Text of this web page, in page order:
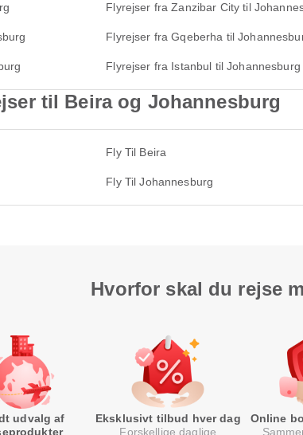
Flyrejser fra Zanzibar City til
Flyrejser fra Gqeberha til
Flyrejser fra Istanbul til Johannesburg
til Beira og Johannesburg
Fly Til Beira
Fly Til Johannesburg
Hvorfor skal du rejse
udvalg af
Eksklusivt tilbud hver dag
Forskellige daglige
Online